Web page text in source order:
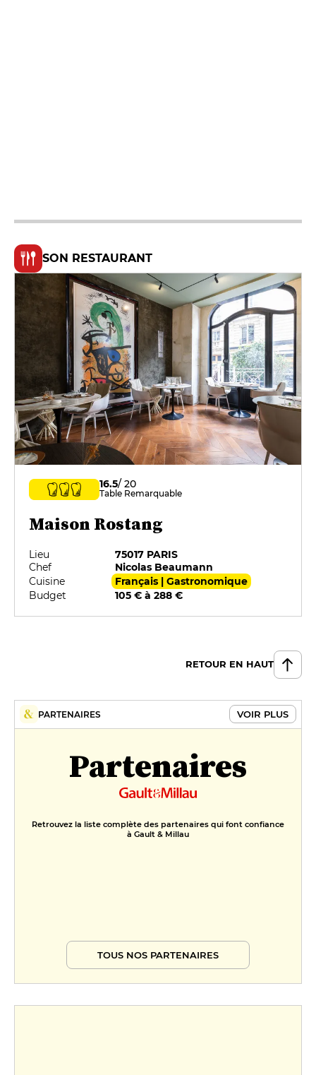
SON RESTAURANT
16.5/ 20
Table Remarquable
Maison Rostang
Lieu
75017 PARIS
Chef
Nicolas Beaumann
Cuisine
Français | Gastronomique
Budget
105 € à 288 €
RETOUR EN HAUT
PARTENAIRES VOIR PLUS
Partenaires
Retrouvez la liste complète des partenaires qui font confiance
à Gault & Millau
TOUS NOS PARTENAIRES